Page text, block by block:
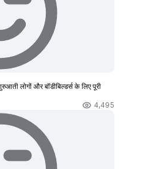
लोगों और बॉडीबिल्डर्स के लिए पूरी
4,495